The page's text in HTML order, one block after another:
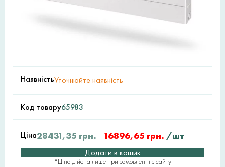
НаявністьУточнюйте наявність
Код товару65983
Ціна28431,35грн. 16896,65 грн. /шт
Додати в кошик
*Ціна дійсна лише при замовленні з сайту